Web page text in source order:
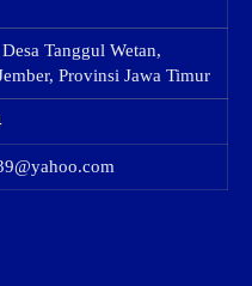
Tanggul Wetan,
Provinsi Jawa Timur